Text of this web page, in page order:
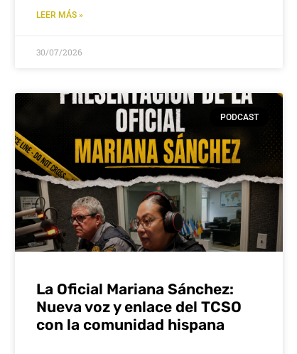
LEER MÁS »
30/07/2026
PODCAST
La Oficial Mariana Sánchez:
Nueva voz y enlace del TCSO
con la comunidad hispana